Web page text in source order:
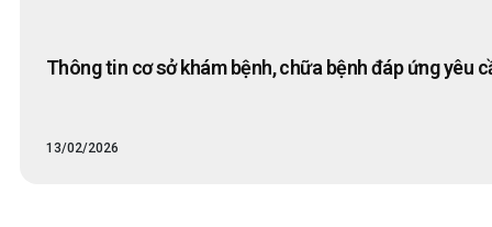
Thông tin cơ sở khám bệnh, chữa bệnh đáp ứng yêu
13/02/2026